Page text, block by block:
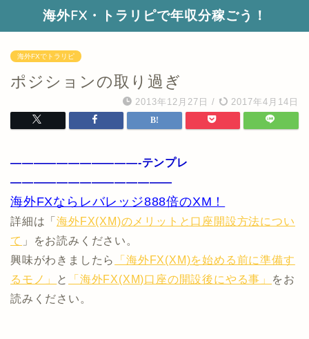
海外FX・トラリピで年収分稼ごう！
海外FXでトラリピ
ポジションの取り過ぎ
2013年12月27日 / 2017年4月14日
———————————-テンプレ
——————————————
海外FXならレバレッジ888倍のXM！
詳細は「海外FX(XM)のメリットと口座開設方法につい
て 」をお読みください。
興味がわきましたら
「海外FX(XM)を始める前に準備す
るモノ」
と 「海外FX(XM)口座の開設後にやる事」
をお
読みください。